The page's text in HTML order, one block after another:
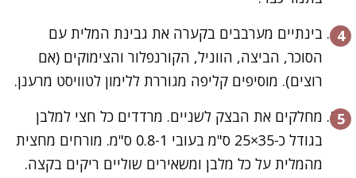
בינתיים מערבבים בקערה את גבינת המלית עם
הסוכר, הביצה, הווניל, הקורנפלור והצימוקים (אם
רוצים). מוסיפים קליפה מגוררת ללימון לטוויסט מרענן.
מחלקים את הבצק לשניים. מרדדים כל חצי למלבן
בגודל כ-35×25 ס"מ בעובי 0.8-1 ס"מ. מורחים מחצית
מהמלית על כל מלבן ומשאירים שוליים ריקים בקצה.